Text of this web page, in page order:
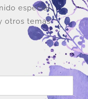
especial
otros temas